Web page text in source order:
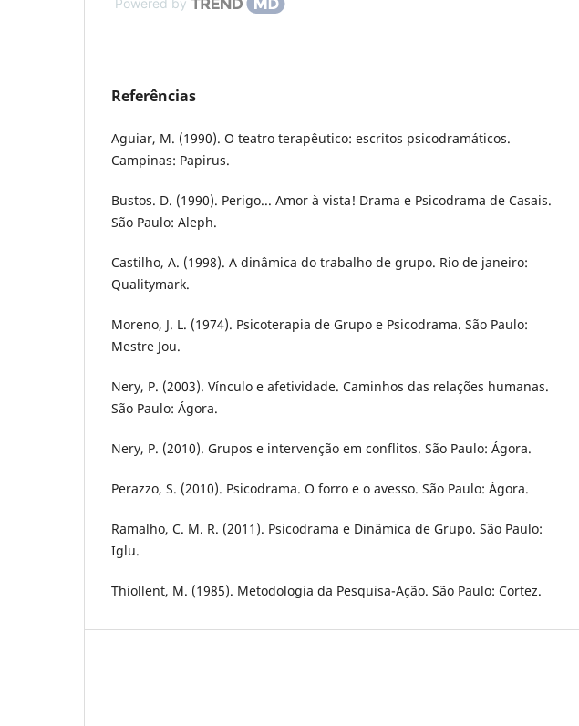
Powered by
Referências
Aguiar, M. (1990). O teatro terapêutico: escritos psicodramáticos.
Campinas: Papirus.
Bustos. D. (1990). Perigo... Amor à vista! Drama e Psicodrama de Casais.
São Paulo: Aleph.
Castilho, A. (1998). A dinâmica do trabalho de grupo. Rio de janeiro:
Qualitymark.
Moreno, J. L. (1974). Psicoterapia de Grupo e Psicodrama. São Paulo:
Mestre Jou.
Nery, P. (2003). Vínculo e afetividade. Caminhos das relações humanas.
São Paulo: Ágora.
Nery, P. (2010). Grupos e intervenção em conflitos. São Paulo: Ágora.
Perazzo, S. (2010). Psicodrama. O forro e o avesso. São Paulo: Ágora.
Ramalho, C. M. R. (2011). Psicodrama e Dinâmica de Grupo. São Paulo:
Iglu.
Thiollent, M. (1985). Metodologia da Pesquisa-Ação. São Paulo: Cortez.